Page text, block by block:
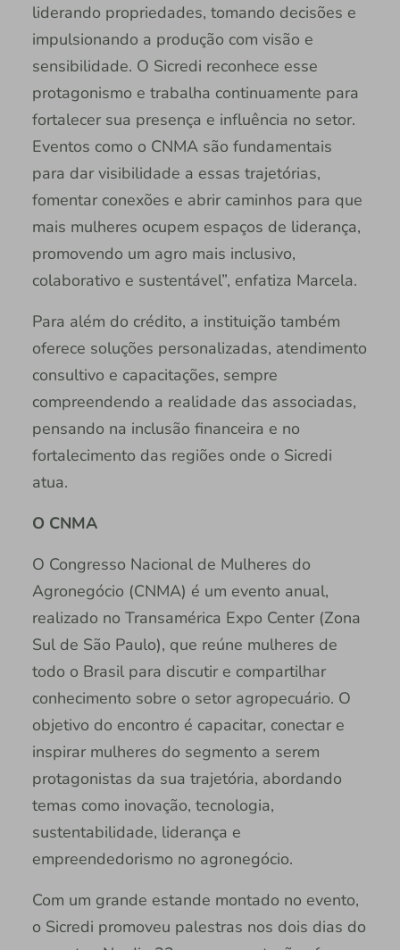
liderando propriedades, tomando decisões e
impulsionando a produção com visão e
sensibilidade. O Sicredi reconhece esse
protagonismo e trabalha continuamente para
fortalecer sua presença e influência no setor.
Eventos como o CNMA são fundamentais
para dar visibilidade a essas trajetórias,
fomentar conexões e abrir caminhos para que
mais mulheres ocupem espaços de liderança,
promovendo um agro mais inclusivo,
colaborativo e sustentável”, enfatiza Marcela.
Para além do crédito, a instituição também
oferece soluções personalizadas, atendimento
consultivo e capacitações, sempre
compreendendo a realidade das associadas,
pensando na inclusão financeira e no
fortalecimento das regiões onde o Sicredi
atua.
O CNMA
O Congresso Nacional de Mulheres do
Agronegócio (CNMA) é um evento anual,
realizado no Transamérica Expo Center (Zona
Sul de São Paulo), que reúne mulheres de
todo o Brasil para discutir e compartilhar
conhecimento sobre o setor agropecuário. O
objetivo do encontro é capacitar, conectar e
inspirar mulheres do segmento a serem
protagonistas da sua trajetória, abordando
temas como inovação, tecnologia,
sustentabilidade, liderança e
empreendedorismo no agronegócio.
Com um grande estande montado no evento,
o Sicredi promoveu palestras nos dois dias do